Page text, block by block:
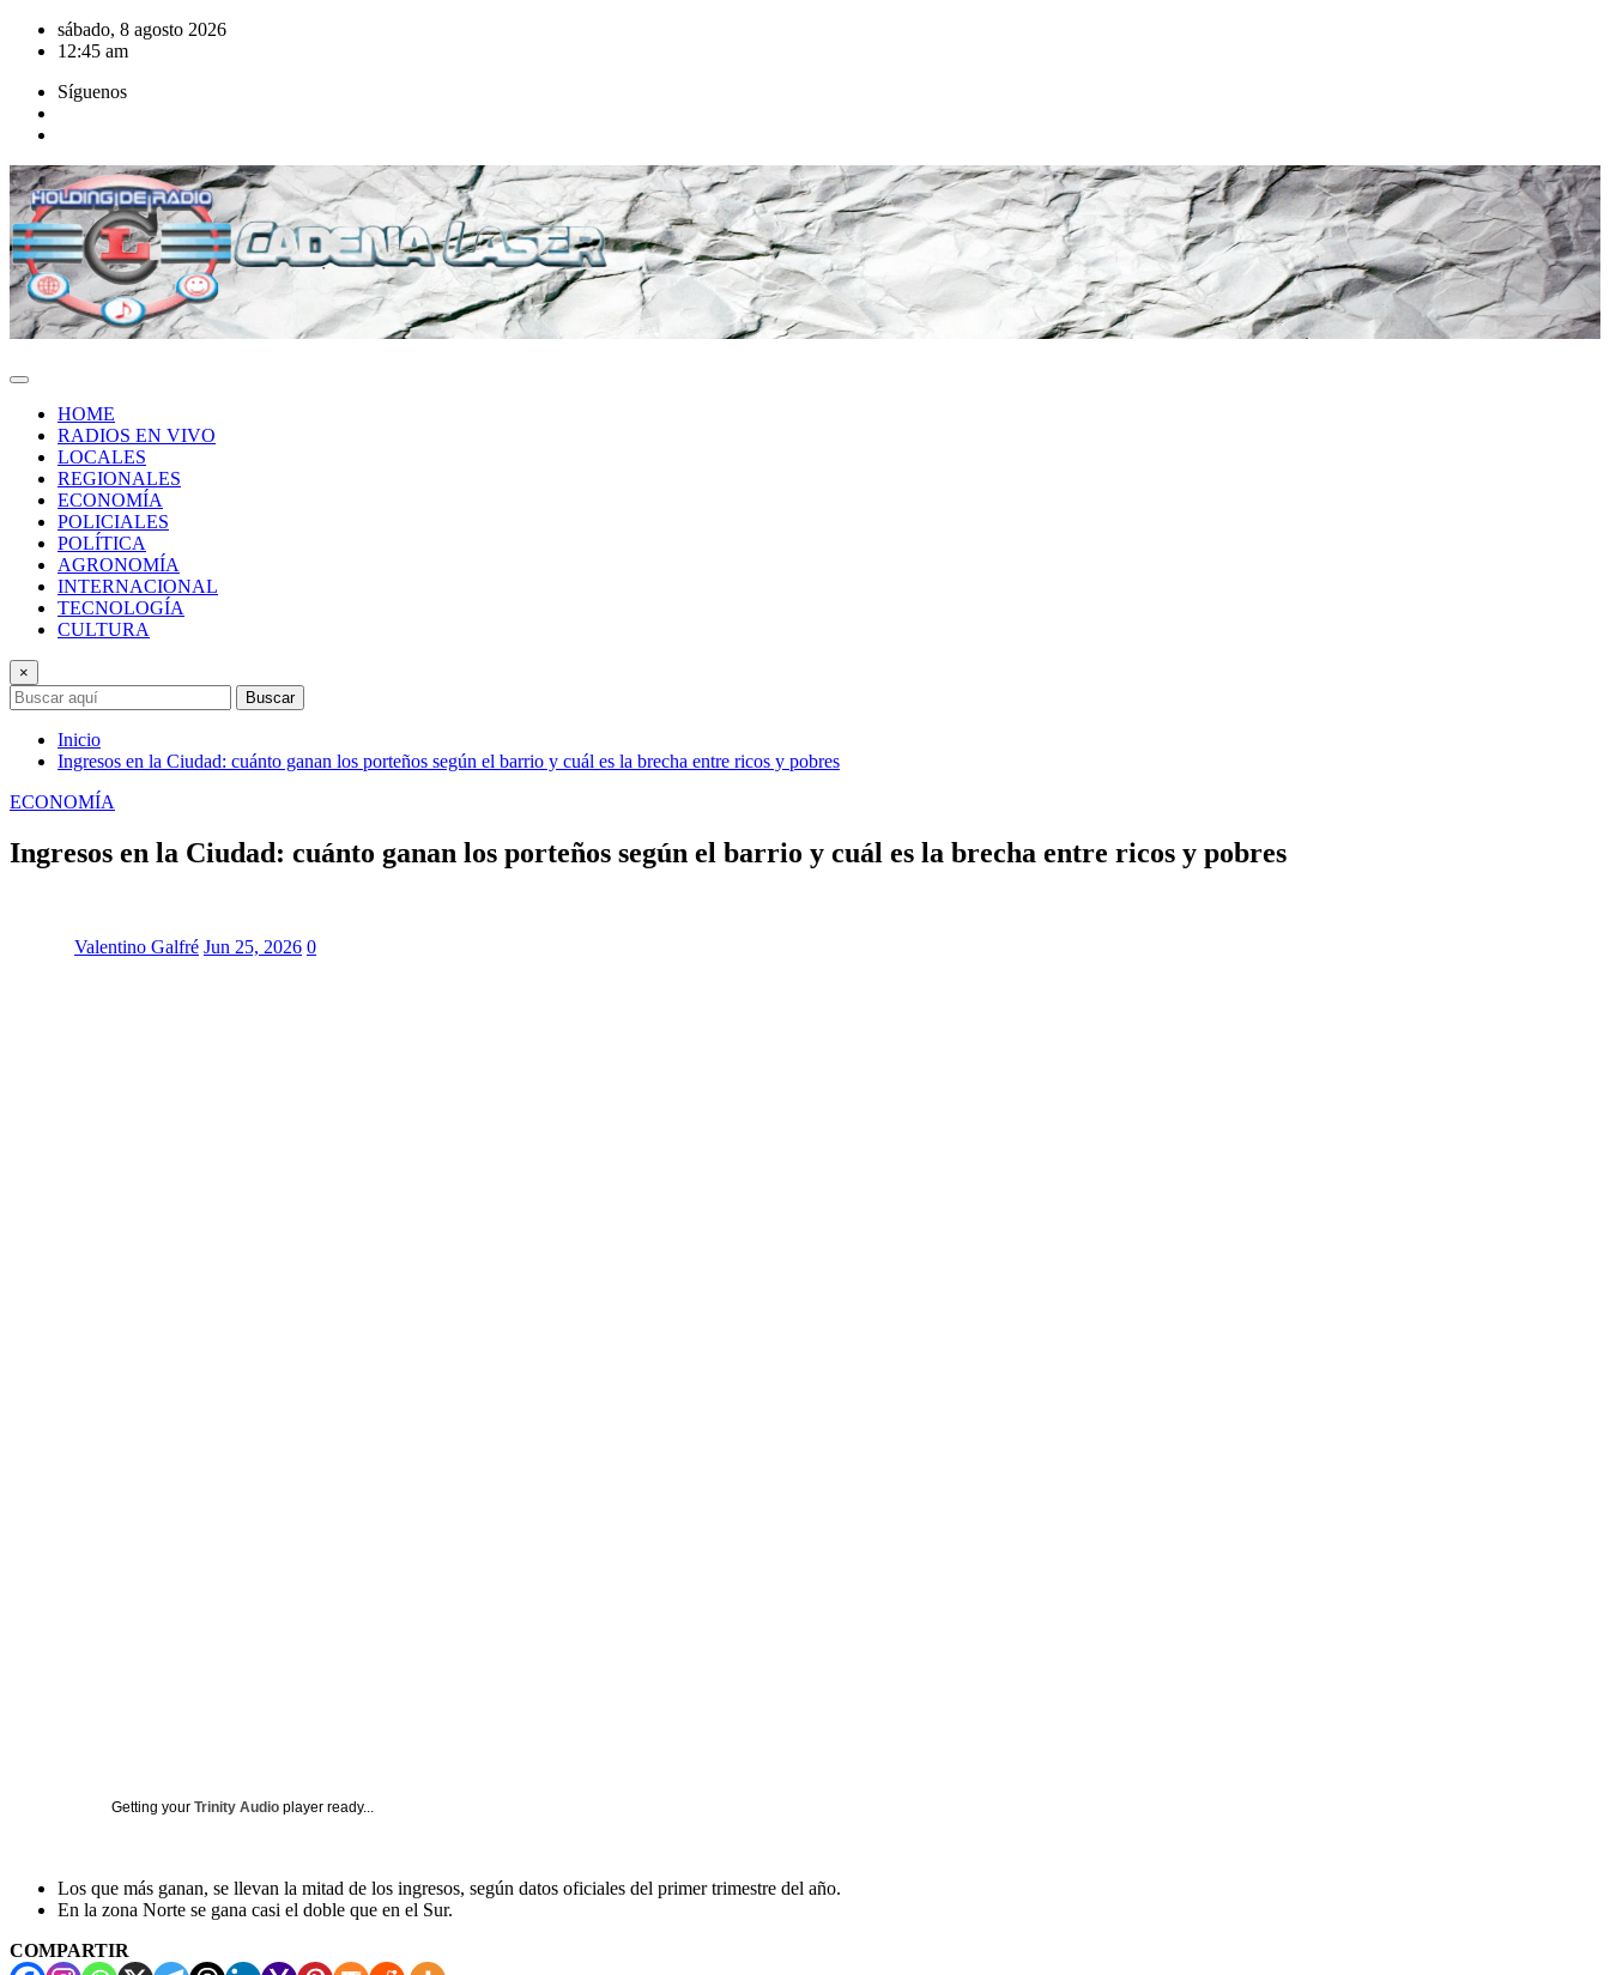
Saltar
sábado, 8 agosto 2026
12:45 am
Síguenos
HOME
RADIOS EN VIVO
LOCALES
REGIONALES
ECONOMÍA
POLICIALES
POLÍTICA
AGRONOMÍA
INTERNACIONAL
TECNOLOGÍA
CULTURA
×
Buscar
Inicio
Ingresos en la Ciudad: cuánto ganan los porteños según el barrio y cuál es la brecha entre ricos y pobres
ECONOMÍA
Ingresos en la Ciudad: cuánto ganan los porteños según el barrio y cuál es la brecha entre ricos y pobres
Valentino Galfré Jun 25, 2026 0
Getting your Trinity Audio player ready...
Los que más ganan, se llevan la mitad de los ingresos, según datos oficiales del primer trimestre del año.
En la zona Norte se gana casi el doble que en el Sur.
COMPARTIR